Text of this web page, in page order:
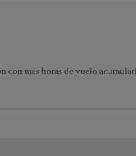
con más horas de vuelo